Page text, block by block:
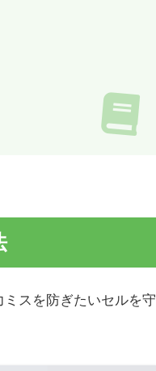
スを防ぎたいセルを守